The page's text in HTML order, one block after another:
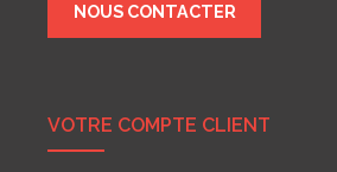
NOUS CONTACTER
VOTRE COMPTE CLIENT